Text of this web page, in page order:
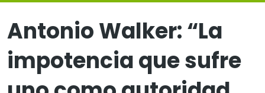
Antonio Walker: “La
impotencia que sufre